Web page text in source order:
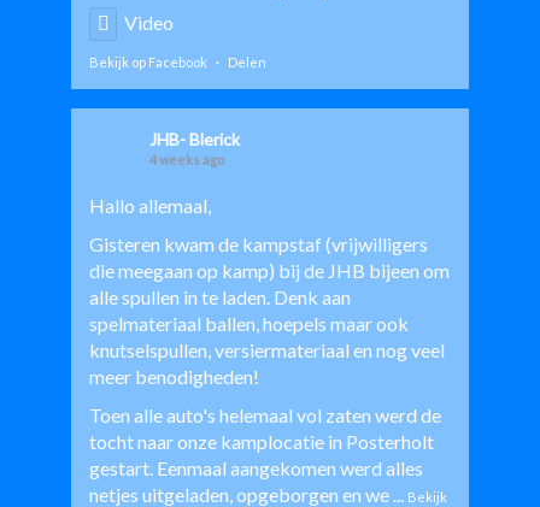
Video
Bekijk op Facebook · Delen
JHB- Blerick
4 weeks ago
Hallo allemaal,
Gisteren kwam de kampstaf (vrijwilligers
die meegaan op kamp) bij de JHB bijeen om
alle spullen in te laden. Denk aan
spelmateriaal ballen, hoepels maar ook
knutselspullen, versiermateriaal en nog veel
meer benodigheden!
Toen alle auto's helemaal vol zaten werd de
tocht naar onze kamplocatie in Posterholt
gestart. Eenmaal aangekomen werd alles
netjes uitgeladen, opgeborgen en we ... Bekijk